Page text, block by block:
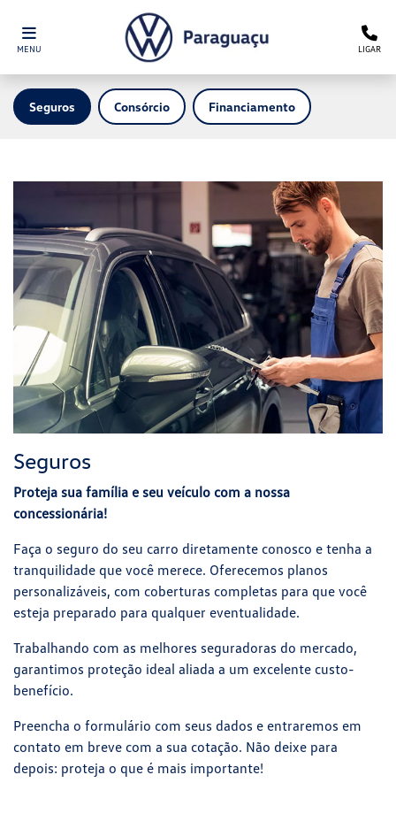
MENU LIGAR
Seguros Consórcio Financiamento
Seguros
Proteja sua família e seu veículo com a nossa
concessionária!
Faça o seguro do seu carro diretamente conosco e tenha a
tranquilidade que você merece. Oferecemos planos
personalizáveis, com coberturas completas para que você
esteja preparado para qualquer eventualidade.
Trabalhando com as melhores seguradoras do mercado,
garantimos proteção ideal aliada a um excelente custo-
benefício.
Preencha o formulário com seus dados e entraremos em
contato em breve com a sua cotação. Não deixe para
depois: proteja o que é mais importante!